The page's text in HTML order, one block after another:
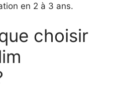
en 2 à 3 ans.
choisir